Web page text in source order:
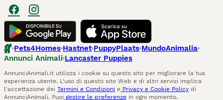
Pets4Homes Hastnet PuppyPlaats MundoAnimalia
Annunci Animali Lancaster Puppies
AnnunciAnimali.it utilizza i cookie su questo sito per migliorare la tua
esperienza utente. L'uso di questo sito Web e di altri servizi implica
l'accettazione dei Termini e Condizioni e Privacy e Cookie Policy di
AnnunciAnimali. Puoi gestire le preferenze in ogni momento.